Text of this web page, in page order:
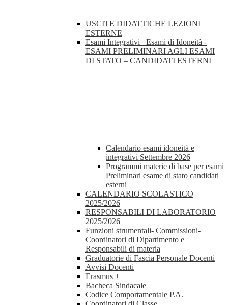
USCITE DIDATTICHE LEZIONI
ESTERNE
Esami Integrativi –Esami di Idoneità -
ESAMI PRELIMINARI AGLI ESAMI
DI STATO – CANDIDATI ESTERNI
Calendario esami idoneità e
integrativi Settembre 2026
Programmi materie di base per esami
Preliminari esame di stato candidati
esterni
CALENDARIO SCOLASTICO
2025/2026
RESPONSABILI DI LABORATORIO
2025/2026
Funzioni strumentali- Commissioni-
Coordinatori di Dipartimento e
Responsabili di materia
Graduatorie di Fascia Personale Docenti
Avvisi Docenti
Erasmus +
Bacheca Sindacale
Codice Comportamentale P.A.